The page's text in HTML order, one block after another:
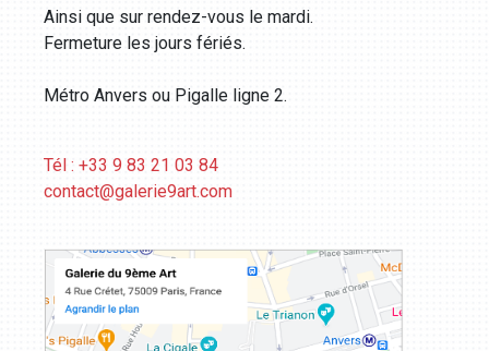
Ainsi que sur rendez-vous le mardi.
Fermeture les jours fériés.
Métro Anvers ou Pigalle ligne 2.
Tél : +33 9 83 21 03 84
contact@galerie9art.com